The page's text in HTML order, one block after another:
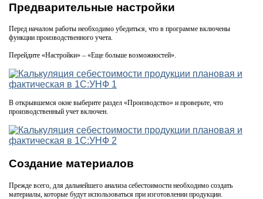
Предварительные настройки
Перед началом работы необходимо убедиться, что в программе включены
функции производственного учета.
Перейдите «Настройки» – «Еще больше возможностей».
В открывшемся окне выберите раздел «Производство» и проверьте, что
производственный учет включен.
Создание материалов
Прежде всего, для дальнейшего анализа себестоимости необходимо создать
материалы, которые будут использоваться при изготовлении продукции.